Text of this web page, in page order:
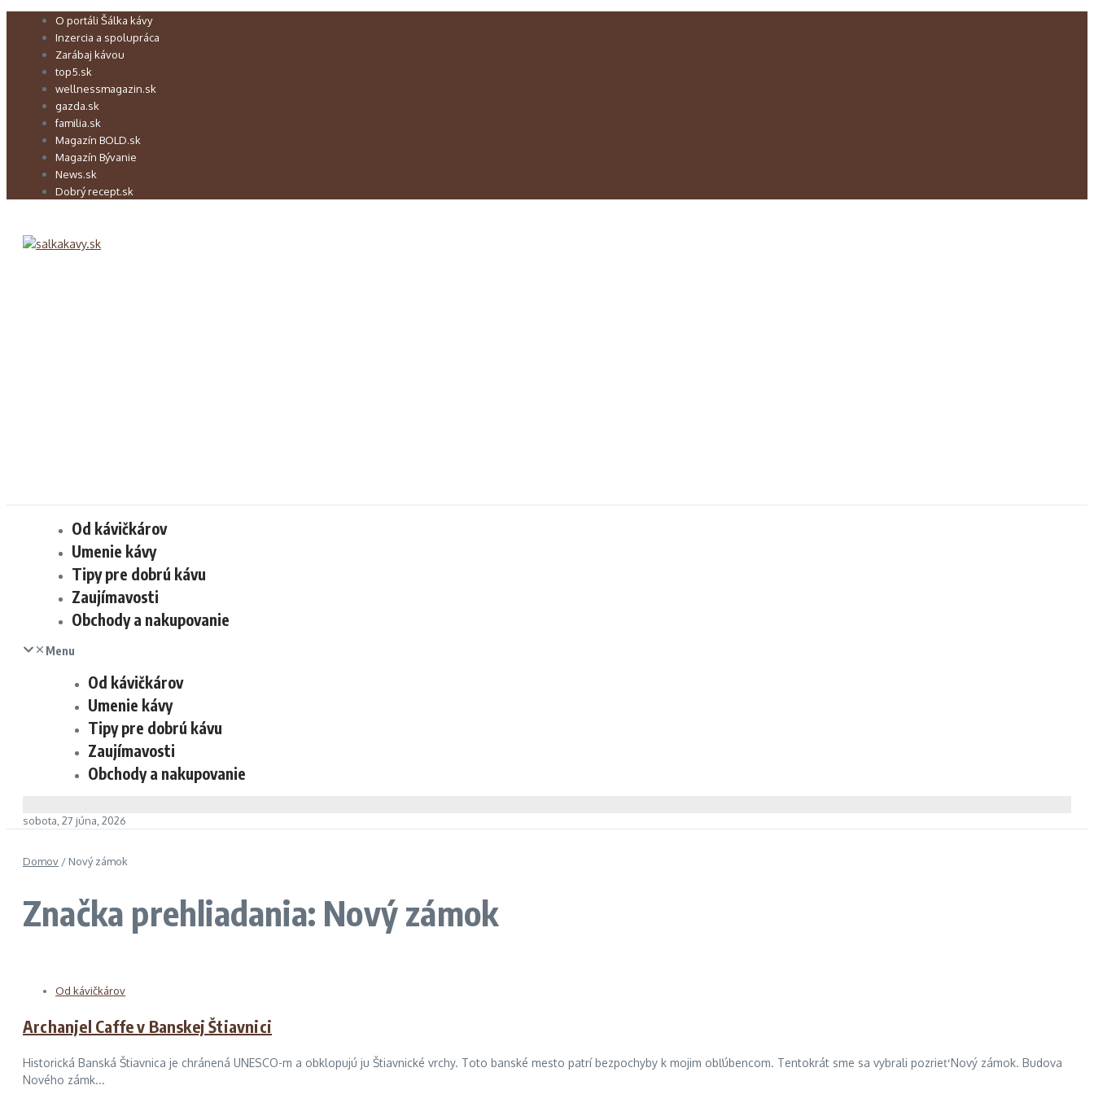
Preskočiť O portáli Šálka kávy
Inzercia a spolupráca
Zarábaj kávou
top5.sk
wellnessmagazin.sk
gazda.sk
familia.sk
Magazín BOLD.sk
Magazín Bývanie
News.sk
Dobrý recept.sk
Od kávičkárov
Umenie kávy
Tipy pre dobrú kávu
Zaujímavosti
Obchody a nakupovanie
Menu
Od kávičkárov
Umenie kávy
Tipy pre dobrú kávu
Zaujímavosti
Obchody a nakupovanie
sobota, 27 júna, 2026
Domov / Nový zámok
Značka prehliadania: Nový zámok
Od kávičkárov
Archanjel Caffe v Banskej Štiavnici
Historická Banská Štiavnica je chránená UNESCO-m a obklopujú ju Štiavnické vrchy. Toto banské mesto patrí bezpochyby k mojim obľúbencom. Tentokrát sme sa vybrali pozrieť Nový zámok. Budova
Nového zámk...